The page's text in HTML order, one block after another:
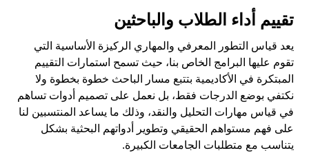
تقييم أداء الطلاب والباحثين
يعد قياس التطور المعرفي والمهاري الركيزة الأساسية التي
تقوم عليها البرامج الخاص بنا، حيث تسمح استمارات التقييم
المبتكرة في الأكاديمية بتتبع مسار الباحث خطوة بخطوة ولا
نكتفي بوضع الدرجات فقط، بل نعمل على تصميم أدوات تساهم
في قياس مهارات التحليل والنقد، وذلك ما يساعد المنتسبين لنا
على فهم مستواهم الحقيقي وتطوير أدواتهم البحثية بشكل
يتناسب مع متطلبات الجامعات الكبيرة.